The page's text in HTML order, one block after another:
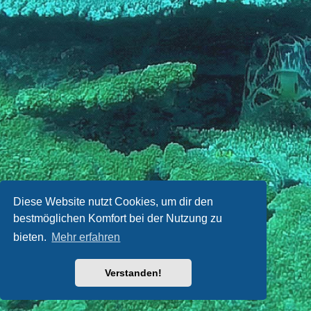
Diese Website nutzt Cookies, um dir den
bestmöglichen Komfort bei der Nutzung zu
bieten. Mehr erfahren
Verstanden!